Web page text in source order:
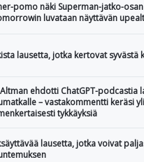
pomo näki Superman-jatko-osan
luvataan näyttävän
lausetta, jotka kertovat syvästä
Altman ehdotti ChatGPT-podcastia
– vastakommentti keräsi yli
tykkäyksiä
lausetta, jotka voivat